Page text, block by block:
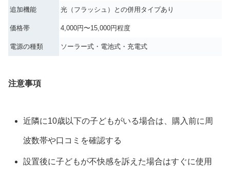
追加機能 光（フラッシュ）との併用タイプあり
価格帯 4,000円〜15,000円程度
電源の種類 ソーラー式・電池式・充電式
注意事項
近隣に10歳以下の子どもがいる場合は、購入前に周
波数帯や口コミを確認する
設置後に子どもが不快感を訴えた場合はすぐに使用